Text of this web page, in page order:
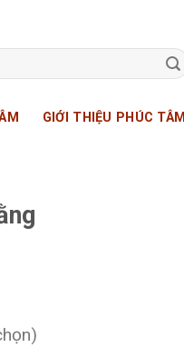
GIỚI THIỆU PHÚC TÂM